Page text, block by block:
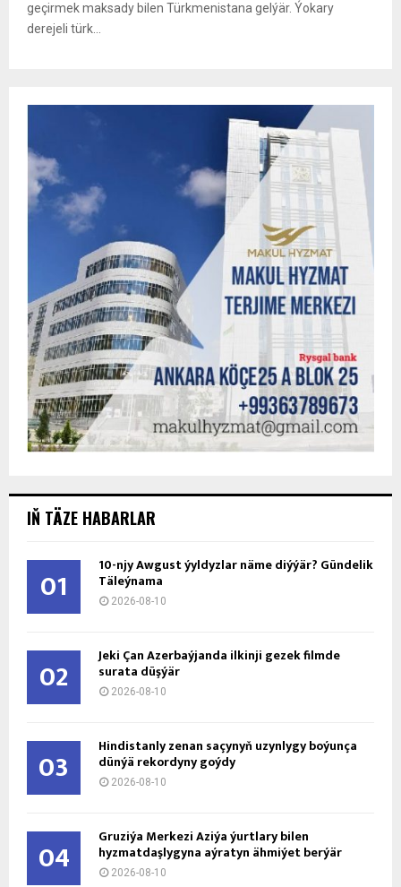
geçirmek maksady bilen Türkmenistana gelýär. Ýokary
derejeli türk...
IŇ TÄZE HABARLAR
01 10-njy Awgust ýyldyzlar näme diýýär? Gündelik
Täleýnama
2026-08-10
02 Jeki Çan Azerbaýjanda ilkinji gezek filmde
surata düşýär
2026-08-10
03 Hindistanly zenan saçynyň uzynlygy boýunça
dünýä rekordyny goýdy
2026-08-10
04 Gruziýa Merkezi Aziýa ýurtlary bilen
hyzmatdaşlygyna aýratyn ähmiýet berýär
2026-08-10